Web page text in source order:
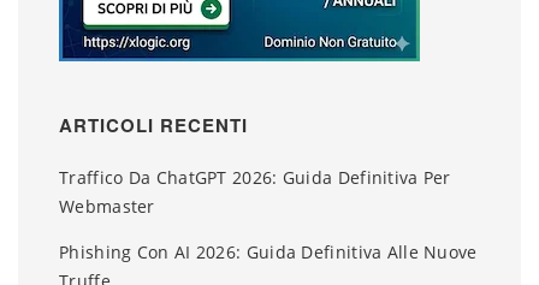
ARTICOLI RECENTI
Traffico Da ChatGPT 2026: Guida Definitiva Per
Webmaster
Phishing Con AI 2026: Guida Definitiva Alle Nuove
Truffe